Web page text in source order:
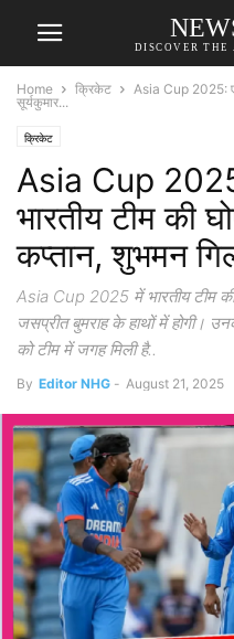
DISCOVER THE
Home क्रिकेट
Asia Cup 2025:
सूर्यकुमार...
क्रिकेट
Asia Cup
भारतीय टीम की
कप्तान, शुभमन
Asia Cup 2025 में भारतीय टीम
जसप्रीत बुमराह के हाथों में होगी।
को टीम में जगह मिली है..
By Editor NHG - August 21, 2025